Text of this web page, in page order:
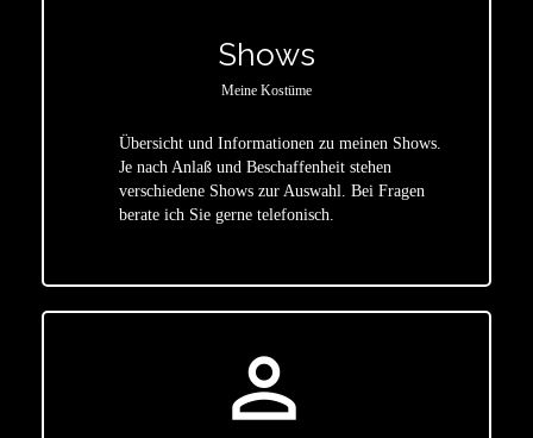
Shows
Meine Kostüme
Übersicht und Informationen zu meinen Shows.
Je nach Anlaß und Beschaffenheit stehen
verschiedene Shows zur Auswahl. Bei Fragen
berate ich Sie gerne telefonisch.
person_outline